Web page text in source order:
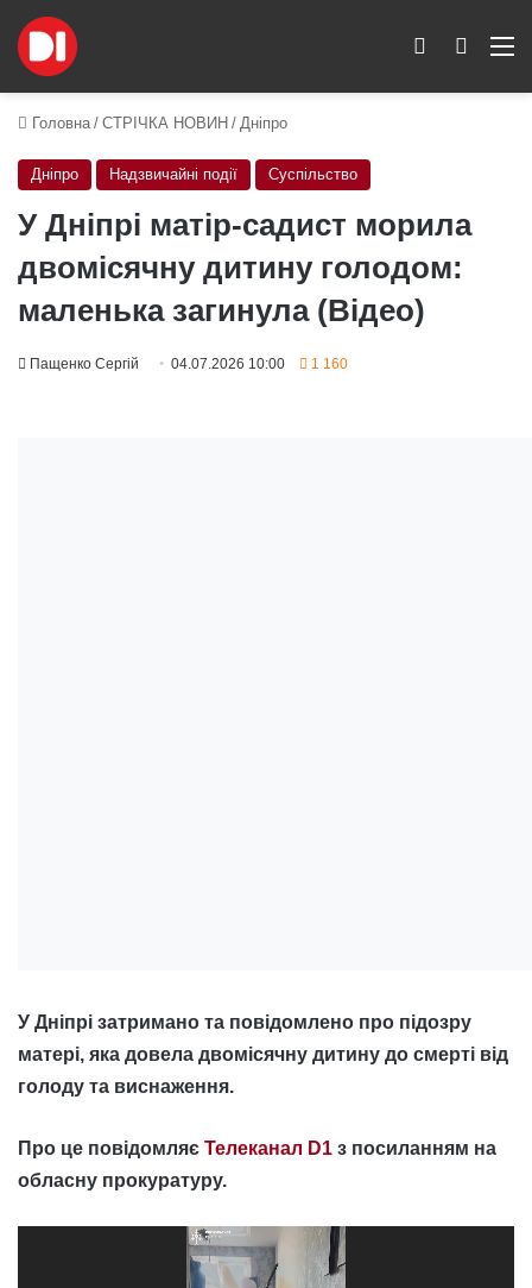
Пошук
Switch skin
Головна / СТРІЧКА НОВИН / Дніпро
Дніпро Надзвичайні події Суспільство
У Дніпрі матір-садист морила
двомісячну дитину голодом:
маленька загинула (Відео)
Пащенко Сергій 04.07.2026 10:00 1 160
У Дніпрі затримано та повідомлено про підозру
матері, яка довела двомісячну дитину до смерті від
голоду та виснаження.
Про це повідомляє Телеканал D1 з посиланням на
обласну прокуратуру.